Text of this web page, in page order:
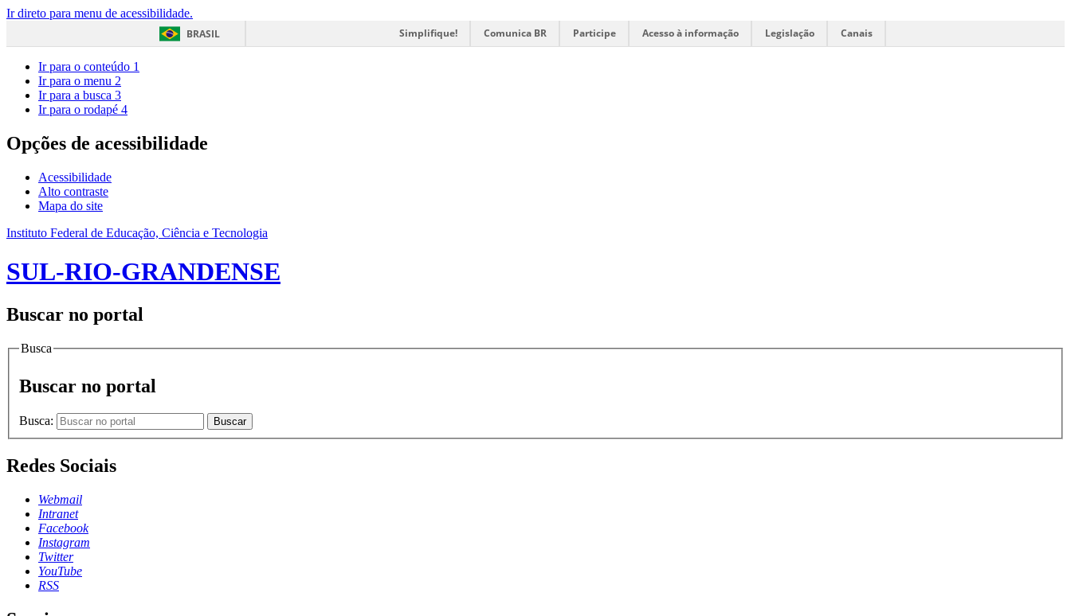
Ir direto para menu de acessibilidade.
BRASIL
Simplifique! Comunica BR Participe Acesso à informação Legislação Canais
Ir para o conteúdo 1
Ir para o menu 2
Ir para a busca 3
Ir para o rodapé 4
Opções de acessibilidade
Acessibilidade
Alto contraste
Mapa do site
Instituto Federal de Educação, Ciência e Tecnologia
SUL-RIO-GRANDENSE
Buscar no portal
Busca
Buscar no portal
Busca: Buscar
Redes Sociais
Webmail
Intranet
Facebook
Instagram
Twitter
YouTube
RSS